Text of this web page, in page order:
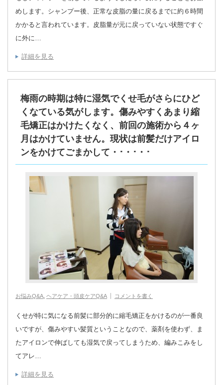
めします。シャンプー後、正常な皮脂の量に戻るまでに約６時間
かかると言われています。皮脂量が元に戻っていない状態ですぐ
に外に…
詳細を見る
梅雨の時期は特に湿気でくせ毛がさらにひど
くなている気がします。傷みやすくあまり縮
毛矯正はかけたくなく、前回の施術から４ヶ
月はかけていません。現状は前髪だけアイロ
ンをかけてごまかして・･・･・･
お悩みQ&A, ヘアケア・頭皮ケアQ&A コメントを書く
くせが特に気になる前髪に部分的に縮毛矯正をかけるのが一番良
いですが、傷みやすい髪質ということなので、薬剤を使わず、ま
たアイロンで伸ばしても湿気で戻ってしまうため、編みこみをし
てアレ…
詳細を見る